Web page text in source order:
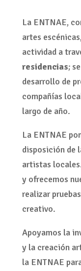
La ENTNAE,
artes
actividad a
residencias;
desarrollo de
compañías
largo de año.
La ENTNAE
disposición de
artistas
y ofrecemos
realizar
creativo.
Apoyamos la
y la creación
la ENTNAE